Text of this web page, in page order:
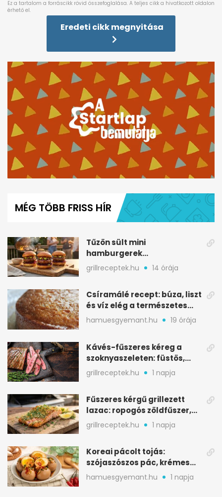
Eredeti cikk megnyitása
minutes,
MÉG TÖBB FRISS HÍR
Tűzön sült mini
hamburgerek
sobrasadával: csípős-
mézes falatkák
grillreceptek.hu 14 órája
Csíramálé recept: búza, liszt
és víz elég a természetes
édességhez
hamuesgyemant.hu 19 órája
Kávés-fűszeres kéreg a
szoknyaszeleten: füstös,
csokoládés mélység
grillreceptek.hu 1 napja
Fűszeres kérgű grillezett
lazac: ropogós zöldfűszer,
szaftos belső
grillreceptek.hu 1 napja
Koreai pácolt tojás:
szójaszószos pác, krémes
sárgája, pár óra alatt
hamuesgyemant.hu 1 napja